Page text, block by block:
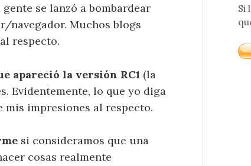
se lanzó a bombardear
navegador. Muchos blogs
al respecto.
apareció la versión RC1 (la
Evidentemente, lo que yo diga
mis impresiones al respecto.
si consideramos que una
cosas realmente
Si